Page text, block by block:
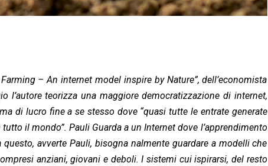
2
0
5
2
0
1
– An internet model inspire by Nature”, dell’economista
l’autore teorizza una maggiore democratizzazione di internet,
di lucro fine a se stesso dove “quasi tutte le entrate generate
il mondo”. Pauli Guarda a un Internet dove l’apprendimento
avverte Pauli, bisogna nalmente guardare a modelli che
anziani, giovani e deboli. I sistemi cui ispirarsi, del resto